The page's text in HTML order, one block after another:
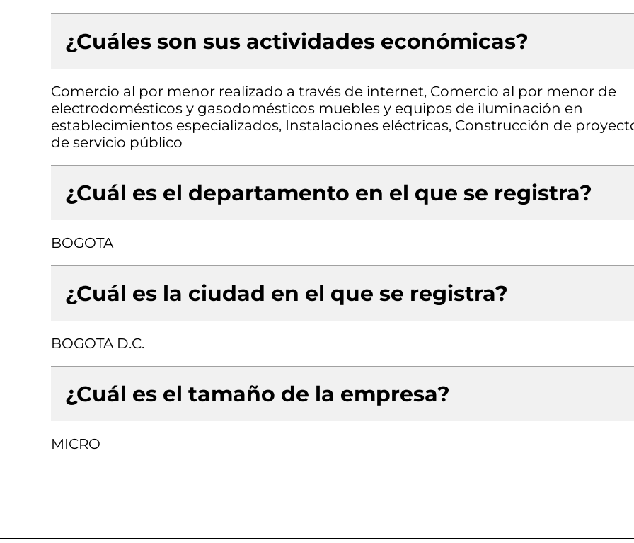
¿Cuáles son sus actividades económicas?
Comercio al por menor realizado a través de internet, Comercio al por menor de
electrodomésticos y gasodomésticos muebles y equipos de iluminación en
establecimientos especializados, Instalaciones eléctricas, Construcción de
de servicio público
¿Cuál es el departamento en el que se registra?
BOGOTA
¿Cuál es la ciudad en el que se registra?
BOGOTA D.C.
¿Cuál es el tamaño de la empresa?
MICRO